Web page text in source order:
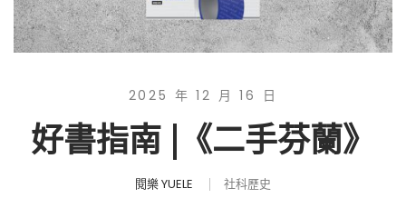
2025 年 12 月 16 日
好書指南 |《二手芬蘭》
閱樂 YUELE 社科歷史